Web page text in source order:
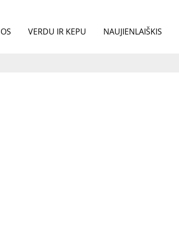
VERDU IR KEPU NAUJIENLAIŠKIS